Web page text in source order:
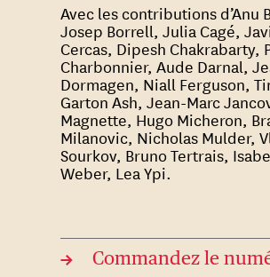
Avec les contributions d’Anu
Josep Borrell, Julia Cagé,
Cercas, Dipesh Chakrabarty,
Charbonnier, Aude Darnal,
Dormagen, Niall Ferguson,
Garton Ash, Jean-Marc
Magnette, Hugo Micheron,
Milanovic, Nicholas Mulder,
Sourkov, Bruno Tertrais,
Weber, Lea Ypi.
→ Commandez le